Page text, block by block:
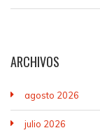
ARCHIVOS
agosto 2026
julio 2026